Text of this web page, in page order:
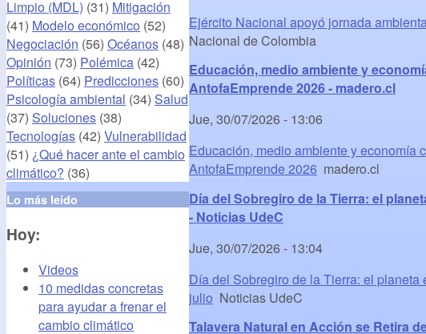
Ejército Nacional apoyó jornada
Nacional de Colombia
Educación, medio ambiente y
AntofaEmprende 2026 - madero.cl
Jue, 30/07/2026 - 13:06
Educación, medio ambiente y economía
AntofaEmprende 2026 madero.cl
Día del Sobregiro de la Tierra: el
- Noticias UdeC
Jue, 30/07/2026 - 13:04
Día del Sobregiro de la Tierra: el
julio Noticias UdeC
Talavera Natural en Acción se Retira
Limpio (MDL) (31) Mitigación
(41) Modelo económico (52)
Negociación (56) Océanos (48)
Opinión (73) Polémica (42)
Políticas (64) Predicciones (60)
Psicología ambiental (34) Salud
(37) Soluciones (38)
Tecnologías (42) Vulnerabilidad
(51) ¿Qué hacer ante el cambio
climático? (36)
Lo más leído
Hoy:
Videos
10 medidas concretas
para ayudar a frenar el
cambio climático